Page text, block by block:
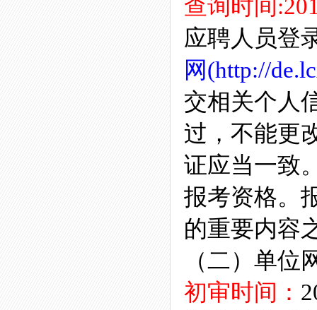
查询时间
应聘人员登
网(http://
交相关个人
过，不能更
证应当一致
报考资格。
的重要内容
（二）单位
初审时间：